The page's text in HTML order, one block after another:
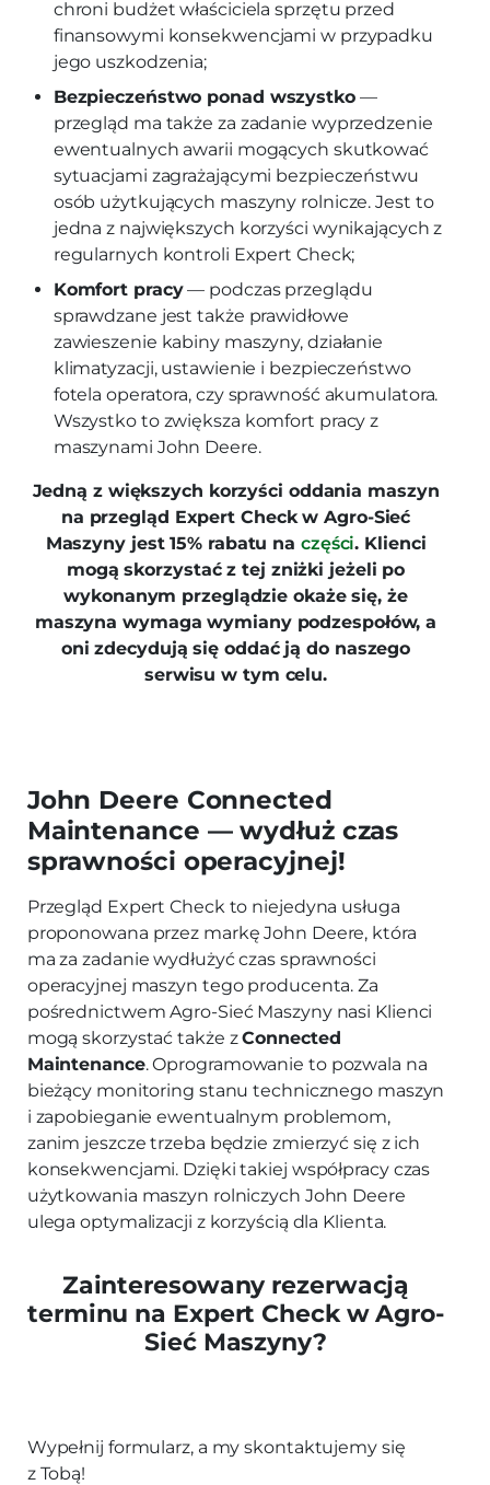
chroni budżet właściciela sprzętu przed
finansowymi konsekwencjami w przypadku
jego uszkodzenia;
Bezpieczeństwo ponad wszystko—
przegląd ma także za zadanie wyprzedzenie
ewentualnych awarii mogących skutkować
sytuacjami zagrażającymi bezpieczeństwu
osób użytkujących maszyny rolnicze. Jest to
jedna z największych korzyści wynikających z
regularnych kontroli Expert Check;
Komfort pracy— podczas przeglądu
sprawdzane jest także prawidłowe
zawieszenie kabiny maszyny, działanie
klimatyzacji, ustawienie i bezpieczeństwo
fotela operatora, czy sprawność akumulatora.
Wszystko to zwiększa komfort pracy z
maszynami John Deere.
Jedną z większych korzyści oddania maszyn
na przegląd Expert Check w Agro-Sieć
Maszyny jest 15% rabatu na części. Klienci
mogą skorzystać z tej zniżki jeżeli po
wykonanym przeglądzie okaże się, że
maszyna wymaga wymiany podzespołów, a
oni zdecydują się oddać ją do naszego
serwisu w tym celu.
John Deere Connected
Maintenance — wydłuż czas
sprawności operacyjnej!
Przegląd Expert Check to niejedyna usługa
proponowana przez markę John Deere, która
ma za zadanie wydłużyć czas sprawności
operacyjnej maszyn tego producenta. Za
pośrednictwem Agro-Sieć Maszyny nasi Klienci
mogą skorzystać także zConnected
Maintenance. Oprogramowanie to pozwala na
bieżący monitoring stanu technicznego maszyn
i zapobieganie ewentualnym problemom,
zanim jeszcze trzeba będzie zmierzyć się z ich
konsekwencjami. Dzięki takiej współpracy czas
użytkowania maszyn rolniczych John Deere
ulega optymalizacji z korzyścią dla Klienta.
Zainteresowany rezerwacją
terminu na Expert Check w Agro-
Sieć Maszyny?
Wypełnij formularz, a my skontaktujemy się
z Tobą!